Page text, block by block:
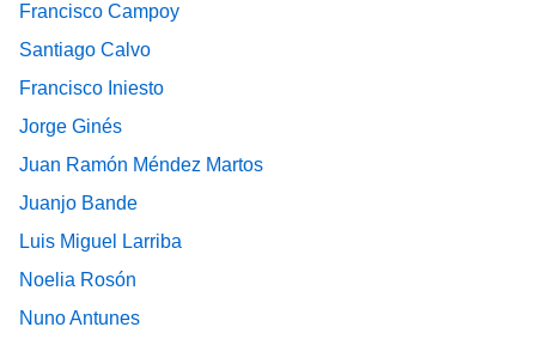
Francisco Campoy
Santiago Calvo
Francisco Iniesto
Jorge Ginés
Juan Ramón Méndez Martos
Juanjo Bande
Luis Miguel Larriba
Noelia Rosón
Nuno Antunes